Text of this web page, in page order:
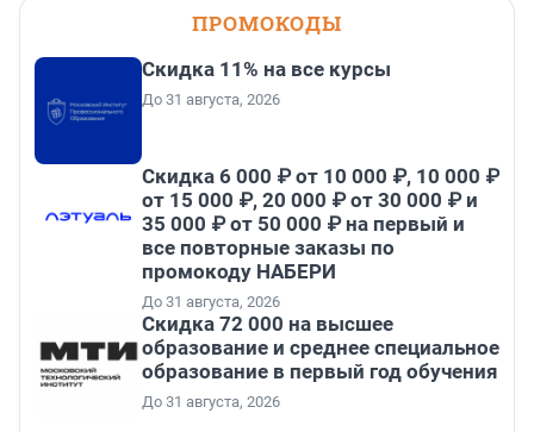
ПРОМОКОДЫ
Скидка 11% на все курсы
До 31 августа, 2026
Скидка 6 000 ₽ от 10 000 ₽, 10 000 ₽
от 15 000 ₽, 20 000 ₽ от 30 000 ₽ и
35 000 ₽ от 50 000 ₽ на первый и
все повторные заказы по
промокоду НАБЕРИ
До 31 августа, 2026
Скидка 72 000 на высшее
образование и среднее специальное
образование в первый год обучения
До 31 августа, 2026